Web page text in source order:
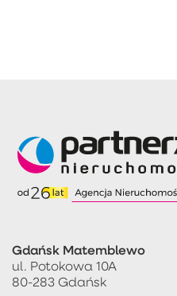
Gdańsk Matemblewo
ul. Potokowa 10A
80-283 Gdańsk